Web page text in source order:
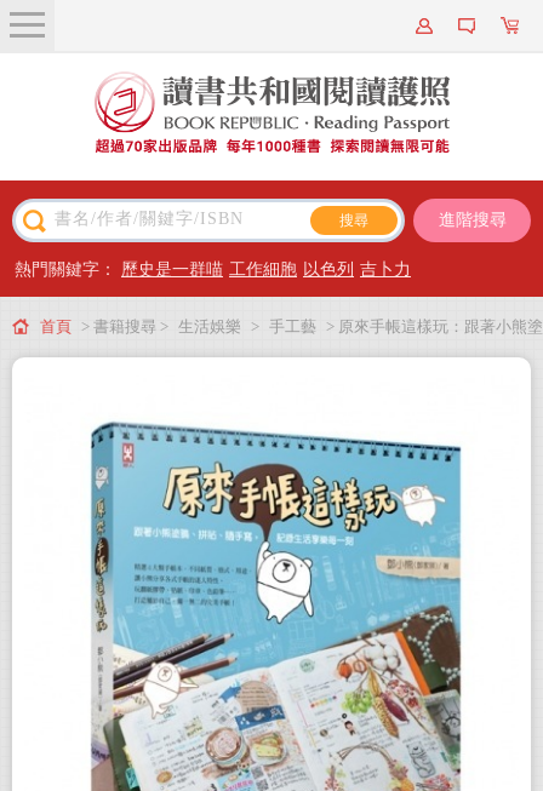
關於我們
近期新書
主題閱讀
出版專區
會員專屬
會員儲值方案
進階搜尋
熱門關鍵字： 歷史是一群喵 工作細胞 以色列 吉卜力
首頁 > 書籍搜尋 > 生活娛樂 > 手工藝 > 原來手帳這樣玩：跟著小熊塗